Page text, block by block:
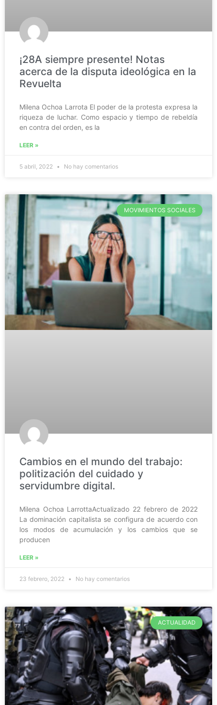
¡28A siempre presente! Notas
acerca de la disputa ideológica en la
Revuelta
Milena Ochoa Larrota El poder de la protesta expresa la
riqueza de luchar. Como espacio y tiempo de rebeldía
en contra del orden, es la
LEER »
5 abril, 2022 No hay comentarios
MOVIMIENTOS SOCIALES
Cambios en el mundo del trabajo:
politización del cuidado y
servidumbre digital.
Milena Ochoa LarrottaActualizado 22 febrero de 2022
La dominación capitalista se configura de acuerdo con
los modos de acumulación y los cambios que se
producen
LEER »
23 febrero, 2022 No hay comentarios
ACTUALIDAD